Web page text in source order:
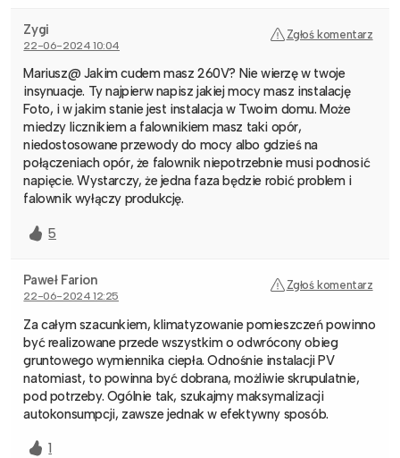
Zygi
22-06-2024 10:04
Zgłoś komentarz
Mariusz@ Jakim cudem masz 260V? Nie wierzę w twoje
insynuacje. Ty najpierw napisz jakiej mocy masz instalację
Foto, i w jakim stanie jest instalacja w Twoim domu. Może
miedzy licznikiem a falownikiem masz taki opór,
niedostosowane przewody do mocy albo gdzieś na
połączeniach opór, że falownik niepotrzebnie musi podnosić
napięcie. Wystarczy, że jedna faza będzie robić problem i
falownik wyłączy produkcję.
5
Paweł Farion
22-06-2024 12:25
Zgłoś komentarz
Za całym szacunkiem, klimatyzowanie pomieszczeń powinno
być realizowane przede wszystkim o odwrócony obieg
gruntowego wymiennika ciepła. Odnośnie instalacji PV
natomiast, to powinna być dobrana, możliwie skrupulatnie,
pod potrzeby. Ogólnie tak, szukajmy maksymalizacji
autokonsumpcji, zawsze jednak w efektywny sposób.
1